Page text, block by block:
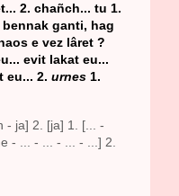
2. chañch... tu 1.
ganti, hag
e vez lâret ?
evit lakat eu...
eu... 2. urnes 1.
- ja] 2. [ja] 1. [... -
- ... - ... - ... - ...] 2.